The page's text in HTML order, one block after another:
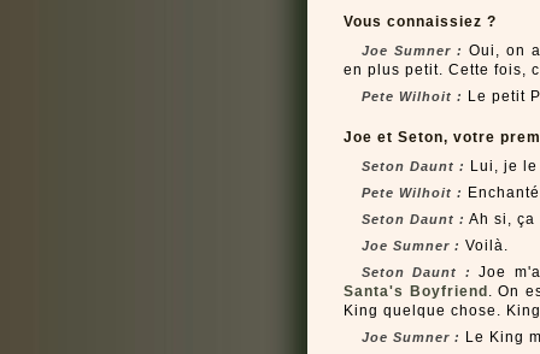
Vous connaissiez ?
Joe Sumner : Oui, on
en plus petit. Cette fois,
Pete Wilhoit : Le petit
Joe et Seton, votre
Seton Daunt : Lui, je
Pete Wilhoit : Enchanté
Seton Daunt : Ah si,
Joe Sumner : Voilà.
Seton Daunt :
Joe
Santa's Boyfriend . On
King quelque chose.
Joe Sumner : Le King